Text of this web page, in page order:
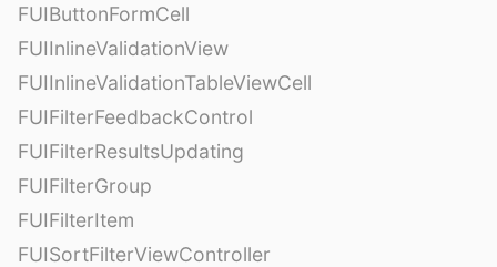
FUIButtonFormCell
FUIInlineValidationView
FUIInlineValidationTableViewCell
FUIFilterFeedbackControl
FUIFilterResultsUpdating
FUIFilterGroup
FUIFilterItem
FUISortFilterViewController